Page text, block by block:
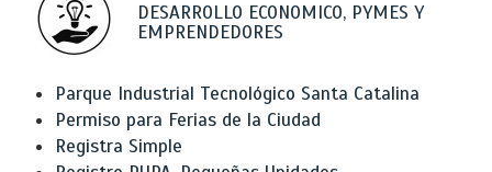
DESARROLLO ECONOMICO, PYMES Y
EMPRENDEDORES
Parque Industrial Tecnológico Santa Catalina
Permiso para Ferias de la Ciudad
Registra Simple